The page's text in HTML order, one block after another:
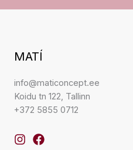
MATÍ
info@maticoncept.ee
Koidu tn 122, Tallinn
+372 5855 0712